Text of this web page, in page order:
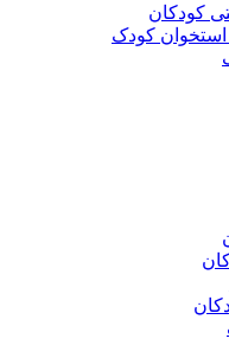
کودکان
کودک